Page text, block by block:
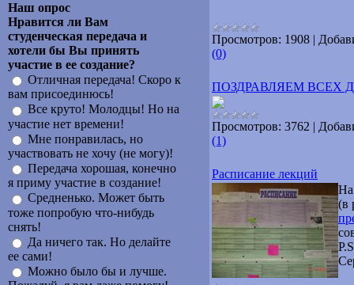
Наш опрос
Нравится ли Вам
студенческая передача и
хотели бы Вы принять
участие в ее создание?
Отличная передача! Скоро к
вам присоединюсь!
Все круто! Молодцы! Но на
участие нет времени!
Мне понравилась, но
участвовать не хочу (не могу)!
Передача хорошая, конечно
я приму участие в создание!
Средненько. Может быть
тоже попробую что-нибудь
снять!
Да ничего так. Но делайте
ее сами!
Можно было бы и лучше.
Просмотров: 1908 |
(0)
ПОЗДРАВЛЯЕМ ВСЕХ
Просмотров: 3762 |
(1)
Расписание лекций
На
(в